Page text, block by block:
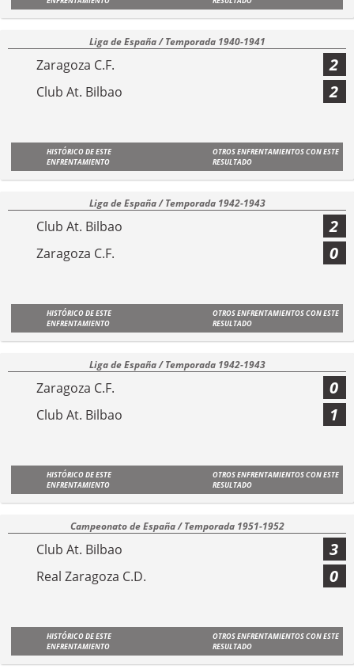
Liga de España / Temporada 1940-1941
Zaragoza C.F. 2
Club At. Bilbao 2
HISTÓRICO DE ESTE
ENFRENTAMIENTO
OTROS ENFRENTAMIENTOS CON ESTE
RESULTADO
Liga de España / Temporada 1942-1943
Club At. Bilbao 2
Zaragoza C.F. 0
HISTÓRICO DE ESTE
ENFRENTAMIENTO
OTROS ENFRENTAMIENTOS CON ESTE
RESULTADO
Liga de España / Temporada 1942-1943
Zaragoza C.F. 0
Club At. Bilbao 1
HISTÓRICO DE ESTE
ENFRENTAMIENTO
OTROS ENFRENTAMIENTOS CON ESTE
RESULTADO
Campeonato de España / Temporada 1951-1952
Club At. Bilbao 3
Real Zaragoza C.D. 0
HISTÓRICO DE ESTE
ENFRENTAMIENTO
OTROS ENFRENTAMIENTOS CON ESTE
RESULTADO